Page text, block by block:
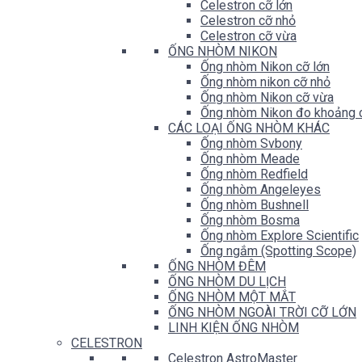
Celestron cỡ lớn
Celestron cỡ nhỏ
Celestron cỡ vừa
ỐNG NHÒM NIKON
Ống nhòm Nikon cỡ lớn
Ống nhòm nikon cỡ nhỏ
Ống nhòm Nikon cỡ vừa
Ống nhòm Nikon đo khoảng
CÁC LOẠI ỐNG NHÒM KHÁC
Ống nhòm Svbony
Ống nhòm Meade
Ống nhòm Redfield
Ống nhòm Angeleyes
Ống nhòm Bushnell
Ống nhòm Bosma
Ống nhòm Explore Scientific
Ống ngắm (Spotting Scope)
ỐNG NHÒM ĐÊM
ỐNG NHÒM DU LỊCH
ỐNG NHÒM MỘT MẮT
ỐNG NHÒM NGOÀI TRỜI CỠ LỚN
LINH KIỆN ỐNG NHÒM
CELESTRON
Celestron AstroMaster